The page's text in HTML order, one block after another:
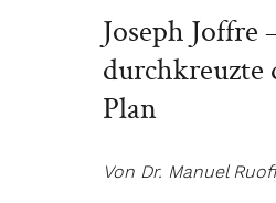
Joseph Joffre
durchkreuzte
Plan
Von Dr. Manuel